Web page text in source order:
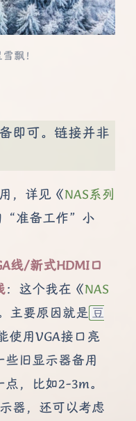
飘！
即可。链接并非
，详见《NAS系列
“准备工作”小
线/新式HDMI口
：这个我在《NAS
主要原因就是 豆
使用VGA接口亮
旧显示器备用
，比如2-3m。
器，还可以考虑